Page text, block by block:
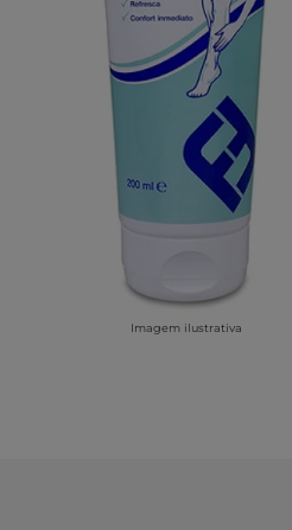
Imagem ilustrativa